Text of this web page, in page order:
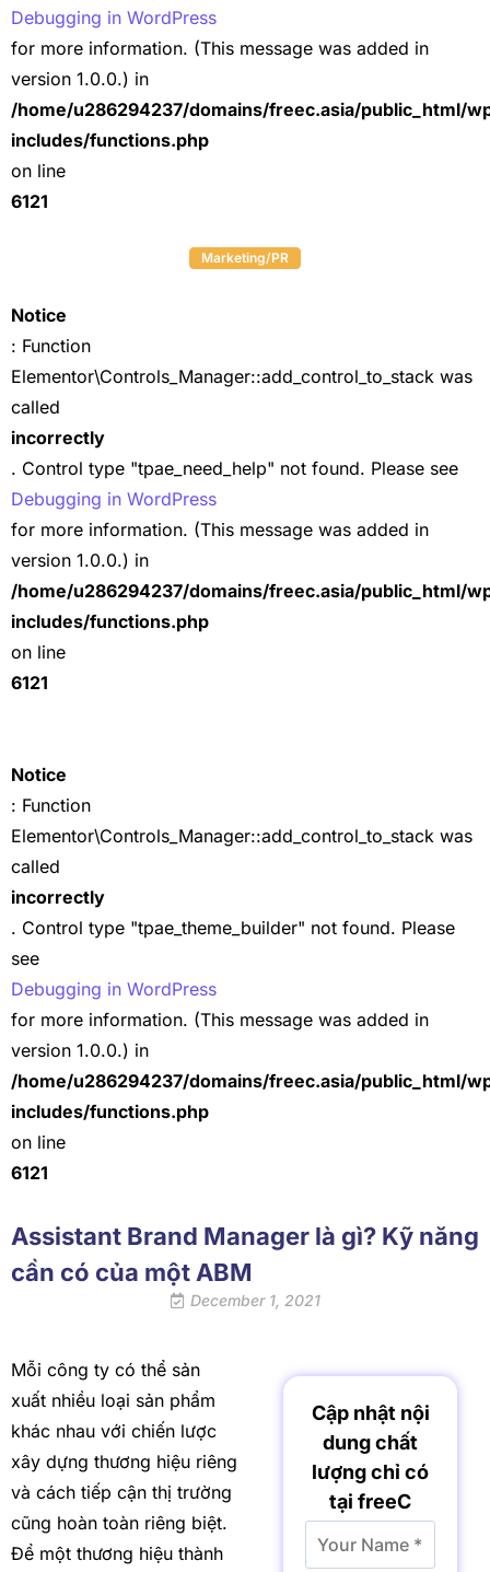
Debugging in WordPress
for more information. (This message was added in
version 1.0.0.) in
/home/u286294237/domains/freec.asia/public_html/
includes/functions.php
on line
6121
Marketing/PR
Notice
: Function
Elementor\Controls_Manager::add_control_to_stack was
called
incorrectly
. Control type "tpae_need_help" not found. Please see
Debugging in WordPress
for more information. (This message was added in
version 1.0.0.) in
/home/u286294237/domains/freec.asia/public_html/
includes/functions.php
on line
6121
Notice
: Function
Elementor\Controls_Manager::add_control_to_stack was
called
incorrectly
. Control type "tpae_theme_builder" not found. Please
see
Debugging in WordPress
for more information. (This message was added in
version 1.0.0.) in
/home/u286294237/domains/freec.asia/public_html/
includes/functions.php
on line
6121
Assistant Brand Manager là gì? Kỹ năng
cần có của một ABM
December 1, 2021
Mỗi công ty có thể sản
xuất nhiều loại sản phẩm
khác nhau với chiến lược
xây dựng thương hiệu riêng
và cách tiếp cận thị trường
cũng hoàn toàn riêng biệt.
Để một thương hiệu thành
Cập nhật nội
dung chất
lượng chỉ có
tại freeC